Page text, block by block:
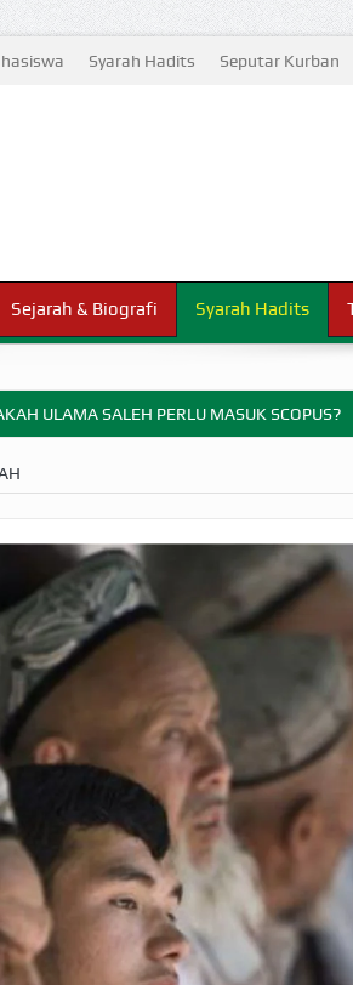
Syarah Hadits Seputar Kurban
Sejarah & Biografi Syarah Hadits
ULAMA SALEH PERLU MASUK SCOPUS?
HARAM BISA MENJADI HALAL JIKA SEBAB
ALLAH HUKUM MEMBAYAR